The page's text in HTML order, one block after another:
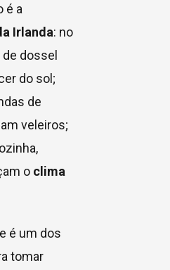
é a
Irlanda: no
de dossel
do sol;
de
veleiros;
o clima
é um dos
tomar